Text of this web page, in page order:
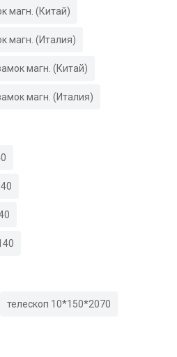
магн. (Китай)
магн. (Италия)
магн. (Китай)
магн. (Италия)
телескоп 10*150*2070